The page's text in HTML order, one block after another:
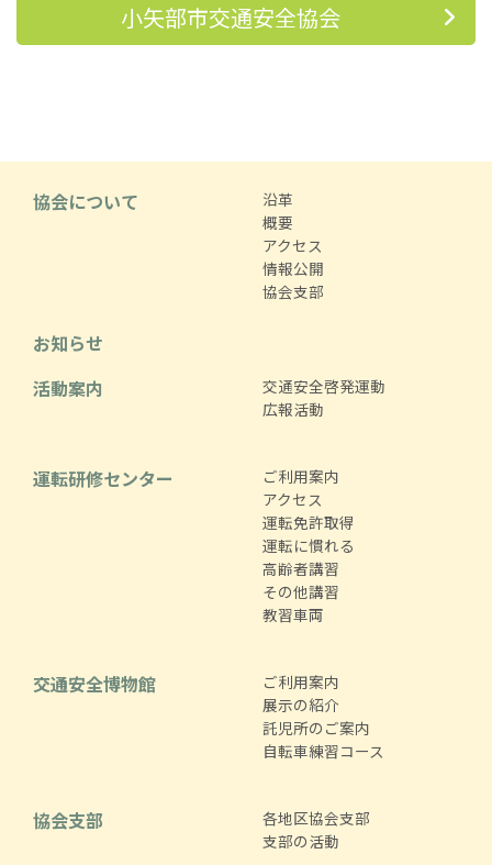
小矢部市交通安全協会
協会について
沿革
概要
アクセス
情報公開
協会支部
お知らせ
活動案内
交通安全啓発運動
広報活動
運転研修センター
ご利用案内
アクセス
運転免許取得
運転に慣れる
高齢者講習
その他講習
教習車両
交通安全博物館
ご利用案内
展示の紹介
託児所のご案内
自転車練習コース
協会支部
各地区協会支部
支部の活動